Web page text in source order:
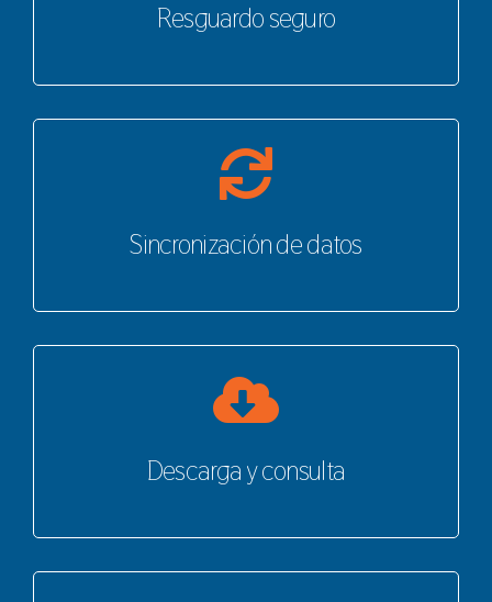
Resguardo seguro
Sincronización de datos
Descarga y consulta